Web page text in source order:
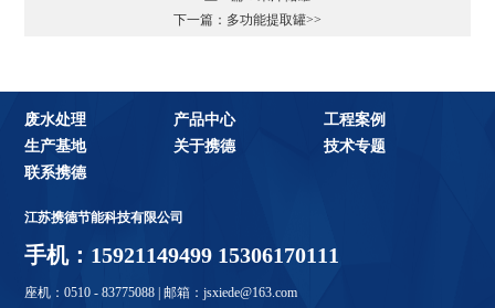
下一篇：多功能提取罐>>
废水处理 产品中心
工程案例
生产基地
关于携德
技术专题
联系携德
江苏携德节能科技有限公司
手机：15921149499 15306170111
座机：0510 - 83775088 | 邮箱：jsxiede@163.com